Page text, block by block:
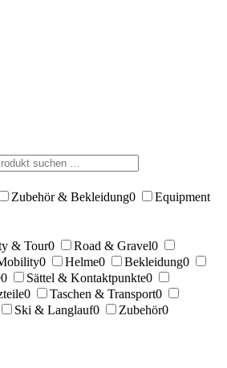
Zubehör & Bekleidung0
Equipment
& Tour0 Road & Gravel0
0 Helme0 Bekleidung0
0 Sättel & Kontaktpunkte0
0 Taschen & Transport0
Ski & Langlauf0 Zubehör0